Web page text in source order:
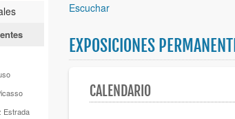
Estrada
Escuchar
EXPOSICIONES
CALENDARIO